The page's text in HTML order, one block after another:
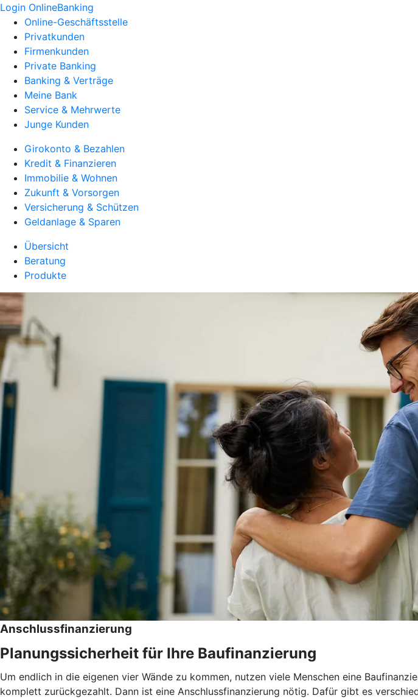
Login OnlineBanking
Online-Geschäftsstelle
Privatkunden
Firmenkunden
Private Banking
Banking & Verträge
Meine Bank
Service & Mehrwerte
Junge Kunden
Girokonto & Bezahlen
Kredit & Finanzieren
Immobilie & Wohnen
Zukunft & Vorsorgen
Versicherung & Schützen
Geldanlage & Sparen
Übersicht
Beratung
Produkte
Anschlussfinanzierung
Planungssicherheit für Ihre Baufinanzierung
Um endlich in die eigenen vier Wände zu kommen, nutzen viele Menschen eine
komplett zurückgezahlt. Dann ist eine Anschlussfinanzierung nötig. Dafür gibt es